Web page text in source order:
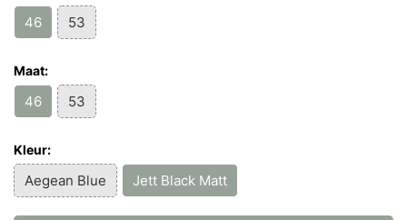
46 53
Maat:
46 53
Kleur:
Aegean Blue Jett Black Matt